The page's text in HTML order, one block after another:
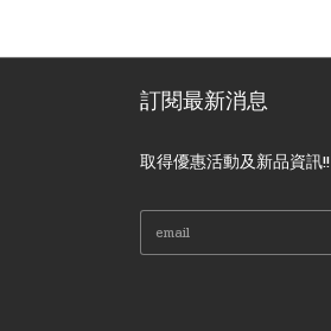
訂閱最新消息
取得優惠活動及新品資訊!!